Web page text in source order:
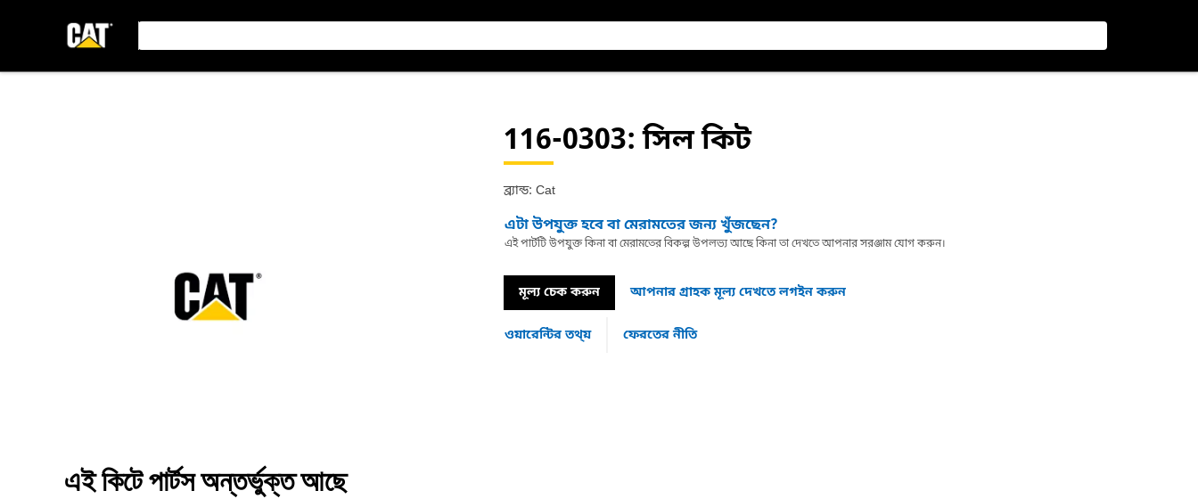
116-0303: সিল কিট
ব্র্যান্ড: Cat
এটা উপযুক্ত হবে বা মেরামতের জন্য খুঁজছেন?
এই পার্টটি উপযুক্ত কিনা বা মেরামতের বিকল্প উপলভ্য আছে কিনা তা দেখতে আপনার সরঞ্জাম যোগ করুন।
মূল্য চেক করুন আপনার গ্রাহক মূল্য দেখতে লগইন করুন
ওয়ারেন্টির তথ্য় ফেরতের নীতি
এই কিটে পার্টস অন্তর্ভুক্ত আছে